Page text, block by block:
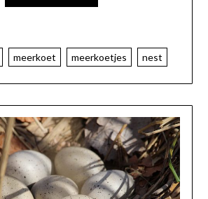
meerkoet meerkoetjes nest